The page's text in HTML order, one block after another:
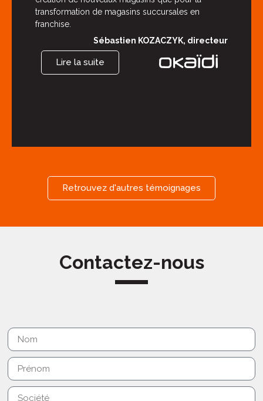
transformation de magasins succursales en
franchise.
Sébastien KOZACZYK, directeur
Lire la suite
Retrouvez d'autres témoignages
Contactez-nous